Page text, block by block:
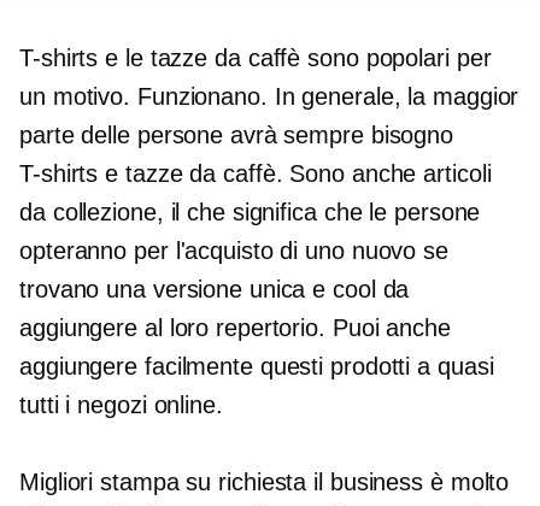
T-shirts e le tazze da caffè sono popolari per
un motivo. Funzionano. In generale, la maggior
parte delle persone avrà sempre bisogno
T-shirts e tazze da caffè. Sono anche articoli
da collezione, il che significa che le persone
opteranno per l'acquisto di uno nuovo se
trovano una versione unica e cool da
aggiungere al loro repertorio. Puoi anche
aggiungere facilmente questi prodotti a quasi
tutti i negozi online.
Miglioristampa su richiesta il business è molto